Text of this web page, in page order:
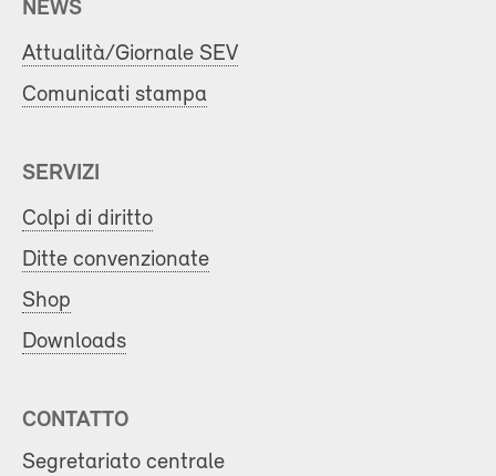
NEWS
Attualità/Giornale SEV
Comunicati stampa
SERVIZI
Colpi di diritto
Ditte convenzionate
Shop
Downloads
CONTATTO
Segretariato centrale